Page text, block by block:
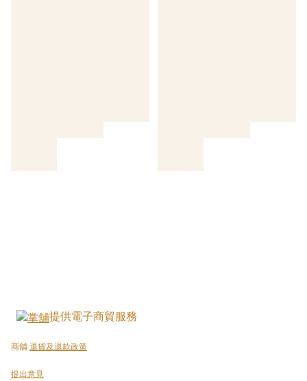
提供電子商貿服務
商舖 退貨及退款政策
提出意見